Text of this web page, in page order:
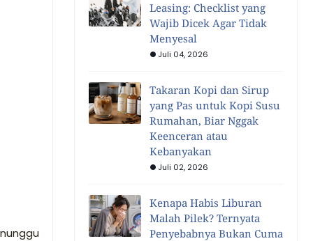
Leasing: Checklist yang
Wajib Dicek Agar Tidak
Menyesal
Juli 04, 2026
Takaran Kopi dan Sirup
yang Pas untuk Kopi Susu
Rumahan, Biar Nggak
Keenceran atau
Kebanyakan
Juli 02, 2026
Kenapa Habis Liburan
Malah Pilek? Ternyata
Penyebabnya Bukan Cuma